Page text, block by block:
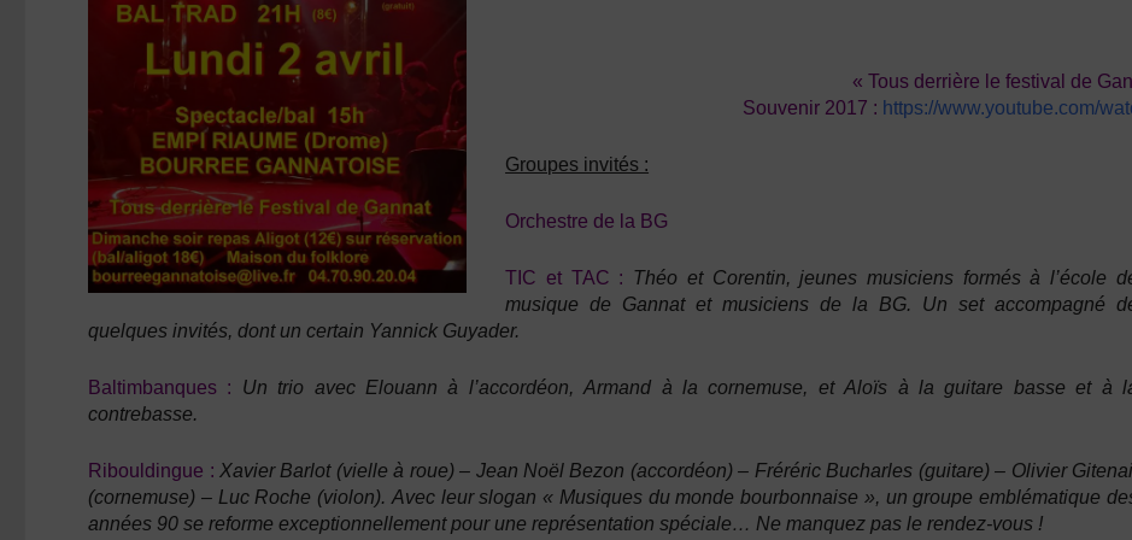
« Tous derrière le festival de
Souvenir 2017 : https://www.youtube.com/
Groupes invités :
Orchestre de la BG
TIC et TAC : Théo et Corentin, jeunes musiciens formés à l’école
musique de Gannat et musiciens de la BG. Un set accompagné
quelques invités, dont un certain Yannick Guyader.
Baltimbanques : Un trio avec Elouann à l’accordéon,Armand à la cornemuse, etAloïs à la guitare basse et à
contrebasse.
Ribouldingue : Xavier Barlot(vielle à roue) – Jean Noël Bezon (accordéon) – Fréréric Bucharles (guitare) – Olivier
(cornemuse) – Luc Roche (violon). Avec leur slogan « Musiques du monde bourbonnaise », un groupe emblématique
années 90 se reforme exceptionnellement pour une représentation spéciale… Ne manquez pas le rendez-vous !